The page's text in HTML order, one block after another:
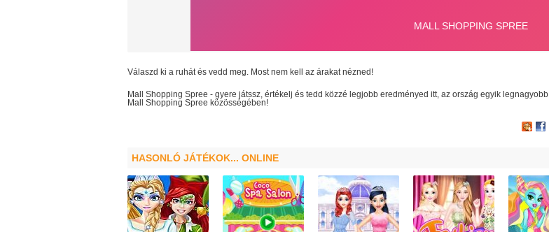
Válaszd ki a ruhát és vedd meg. Most nem kell az árakat nézned!
Mall Shopping Spree - gyere játssz, értékelj és tedd közzé legjobb eredményed itt, az ország egyik legnagyobb
Mall Shopping Spree közösségében!
HASONLÓ JÁTÉKOK... ONLINE